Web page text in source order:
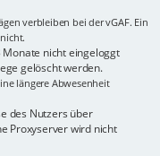
verbleiben bei der vGAF. Ein
nicht eingeloggt
gelöscht werden.
längere Abwesenheit
des Nutzers über
Proxyserver wird nicht